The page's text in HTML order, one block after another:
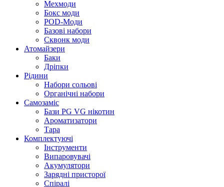
Мехмоди
Бокс моди
POD-Моди
Базові набори
Сквонк моди
Атомайзери
Баки
Дріпки
Рідини
Набори сольові
Органічні набори
Самозаміс
Бази PG VG нікотин
Ароматизатори
Тара
Комплектуючі
Інструменти
Випаровувачі
Акумулятори
Зарядні присторої
Спіралі